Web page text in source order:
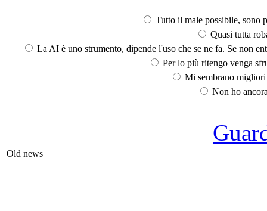
Tutto il male possibile, sono
Quasi tutta
La AI è uno strumento, dipende l'uso che se ne fa. Se non
Per lo più ritengo venga
Mi sembrano
Non ho
Old news